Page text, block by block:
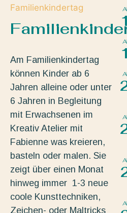
Familienkindertag
Am Familienkindertag
können Kinder ab 6
Jahren alleine oder unter
6 Jahren in Begleitung
mit Erwachsenen im
Kreativ Atelier mit
Fabienne was kreieren,
basteln oder malen. Sie
zeigt über einen Monat
hinweg immer 1-3 neue
coole Kunsttechniken,
Zeichen- oder Maltricks